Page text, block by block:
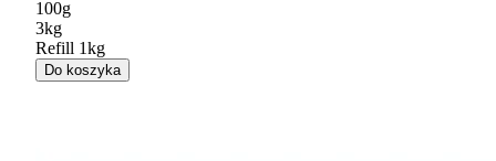
100g
3kg
Refill 1kg
Do koszyka